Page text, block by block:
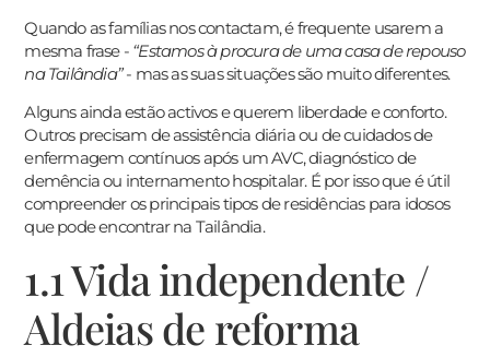
Quando as famílias nos contactam, é frequente usarem a
mesma frase - “Estamos à procura de uma casa de repouso
na Tailândia”- mas as suas situações são muito diferentes.
Alguns ainda estão activos e querem liberdade e conforto.
Outros precisam de assistência diária ou de cuidados de
enfermagem contínuos após um AVC, diagnóstico de
demência ou internamento hospitalar. É por isso que é útil
compreender os principais tipos de residências para idosos
que pode encontrar na Tailândia.
1.1 Vida independente /
Aldeias de reforma